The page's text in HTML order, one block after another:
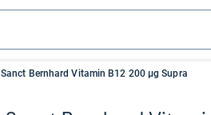
Sanct Bernhard Vitamin B12 200 µg Supra